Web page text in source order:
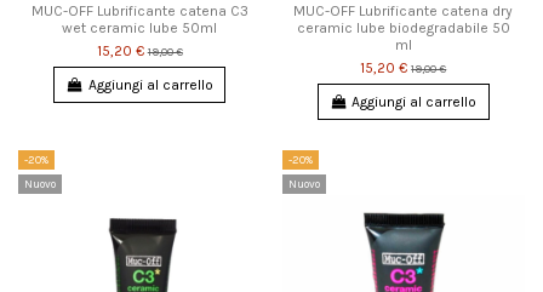
MUC-OFF Lubrificante catena C3
wet ceramic lube 50ml
15,20 € 19,00 €
Aggiungi al carrello
MUC-OFF Lubrificante catena dry
ceramic lube biodegradabile 50
ml
15,20 € 19,00 €
Aggiungi al carrello
-20%
Nuovo
-20%
Nuovo